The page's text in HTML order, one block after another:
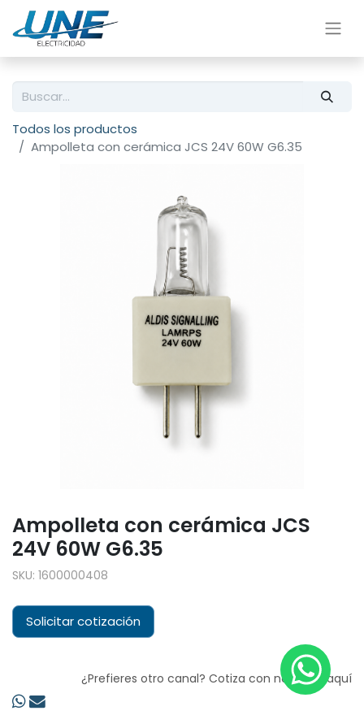
Todos los productos
Ampolleta con cerámica JCS 24V 60W G6.35
Ampolleta con cerámica JCS
24V 60W G6.35
SKU: 1600000408
Solicitar cotización
¿Prefieres otro canal? Cotiza con nosotros aquí